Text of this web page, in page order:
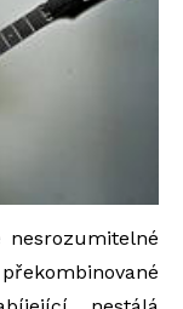
nesrozumitelné